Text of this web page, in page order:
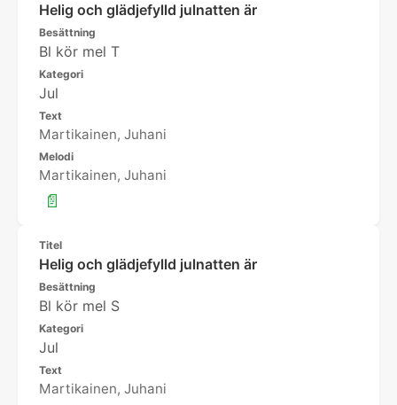
Helig och glädjefylld julnatten är
Besättning
Bl kör mel T
Kategori
Jul
Text
Martikainen, Juhani
Melodi
Martikainen, Juhani
📄
Titel
Helig och glädjefylld julnatten är
Besättning
Bl kör mel S
Kategori
Jul
Text
Martikainen, Juhani